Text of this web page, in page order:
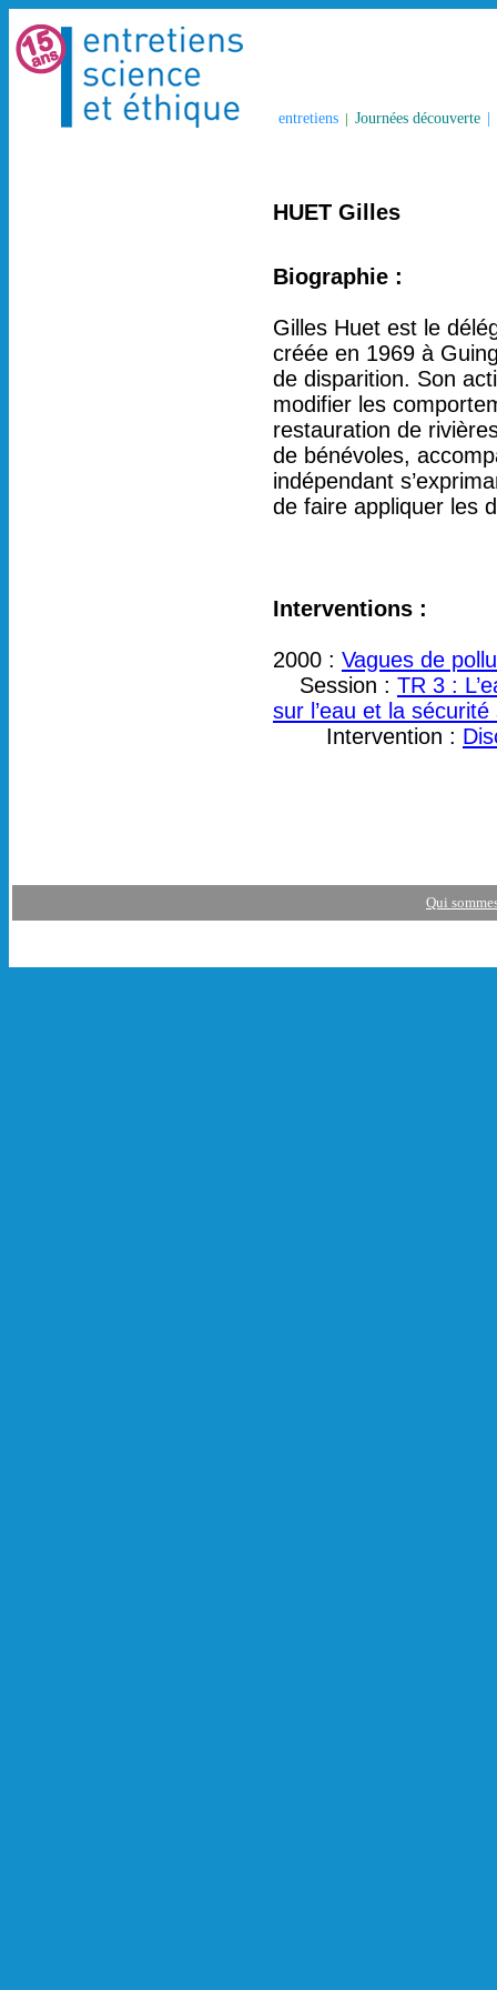
entretiens | Journées découverte
HUET Gilles
Biographie :
Gilles Huet est le
créée en 1969 à
de disparition. Son
modifier les
restauration de
de bénévoles,
indépendant
de faire appliquer les
Interventions :
2000 : Vagues de
Session : TR 3 :
sur l’eau et la
Intervention :
Qui